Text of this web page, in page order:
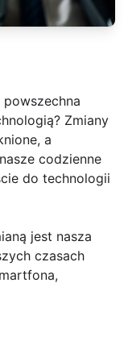
Zmiany
a
codzienne
do technologii
jest nasza
czasach